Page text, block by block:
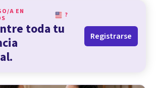
A EN
?
toda tu
Registrarse